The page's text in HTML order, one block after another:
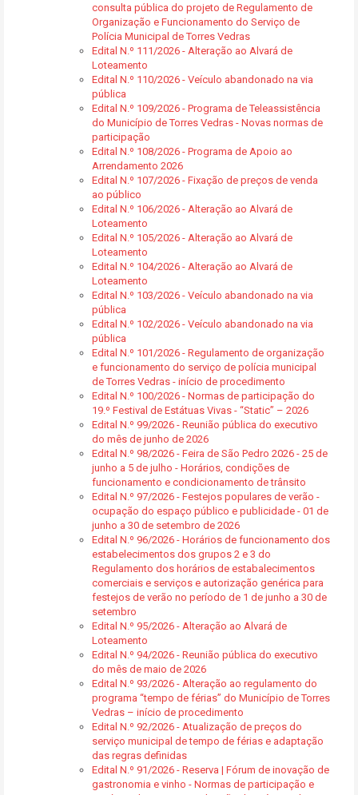
consulta pública do projeto de Regulamento de
Organização e Funcionamento do Serviço de
Polícia Municipal de Torres Vedras
Edital N.º 111/2026 - Alteração ao Alvará de
Loteamento
Edital N.º 110/2026 - Veículo abandonado na via
pública
Edital N.º 109/2026 - Programa de Teleassistência
do Município de Torres Vedras - Novas normas de
participação
Edital N.º 108/2026 - Programa de Apoio ao
Arrendamento 2026
Edital N.º 107/2026 - Fixação de preços de venda
ao público
Edital N.º 106/2026 - Alteração ao Alvará de
Loteamento
Edital N.º 105/2026 - Alteração ao Alvará de
Loteamento
Edital N.º 104/2026 - Alteração ao Alvará de
Loteamento
Edital N.º 103/2026 - Veículo abandonado na via
pública
Edital N.º 102/2026 - Veículo abandonado na via
pública
Edital N.º 101/2026 - Regulamento de organização
e funcionamento do serviço de polícia municipal
de Torres Vedras - início de procedimento
Edital N.º 100/2026 - Normas de participação do
19.º Festival de Estátuas Vivas - “Static” – 2026
Edital N.º 99/2026 - Reunião pública do executivo
do mês de junho de 2026
Edital N.º 98/2026 - Feira de São Pedro 2026 - 25 de
junho a 5 de julho - Horários, condições de
funcionamento e condicionamento de trânsito
Edital N.º 97/2026 - Festejos populares de verão -
ocupação do espaço público e publicidade - 01 de
junho a 30 de setembro de 2026
Edital N.º 96/2026 - Horários de funcionamento dos
estabelecimentos dos grupos 2 e 3 do
Regulamento dos horários de estabalecimentos
comerciais e serviços e autorização genérica para
festejos de verão no período de 1 de junho a 30 de
setembro
Edital N.º 95/2026 - Alteração ao Alvará de
Loteamento
Edital N.º 94/2026 - Reunião pública do executivo
do mês de maio de 2026
Edital N.º 93/2026 - Alteração ao regulamento do
programa “tempo de férias” do Município de Torres
Vedras – início de procedimento
Edital N.º 92/2026 - Atualização de preços do
serviço municipal de tempo de férias e adaptação
das regras definidas
Edital N.º 91/2026 - Reserva | Fórum de inovação de
gastronomia e vinho - Normas de participação e